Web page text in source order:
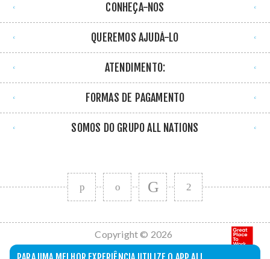
CONHEÇA-NOS
QUEREMOS AJUDÁ-LO
ATENDIMENTO:
FORMAS DE PAGAMENTO
SOMOS DO GRUPO ALL NATIONS
Copyright © 2026
All Nations. Todos